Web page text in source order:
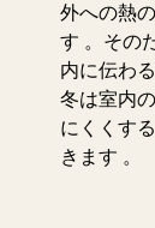
外への熱
す 。その
内に伝わ
冬は室内
にくくす
きます 。